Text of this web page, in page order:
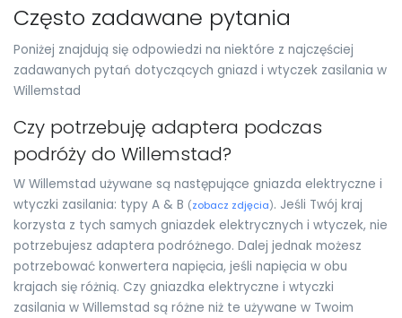
Często zadawane pytania
Poniżej znajdują się odpowiedzi na niektóre z najczęściej
zadawanych pytań dotyczących gniazd i wtyczek zasilania w
Willemstad
Czy potrzebuję adaptera podczas
podróży do Willemstad?
W Willemstad używane są następujące gniazda elektryczne i
wtyczki zasilania: typy A & B (zobacz zdjęcia). Jeśli Twój kraj
korzysta z tych samych gniazdek elektrycznych i wtyczek, nie
potrzebujesz adaptera podróżnego. Dalej jednak możesz
potrzebować konwertera napięcia, jeśli napięcia w obu
krajach się różnią. Czy gniazdka elektryczne i wtyczki
zasilania w Willemstad są różne niż te używane w Twoim